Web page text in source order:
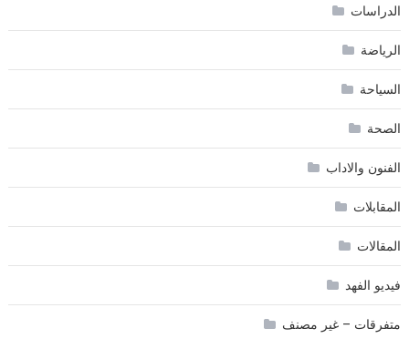
الدراسات
الرياضة
السياحة
الصحة
الفنون والاداب
المقابلات
المقالات
فيديو الفهد
متفرقات – غير مصنف